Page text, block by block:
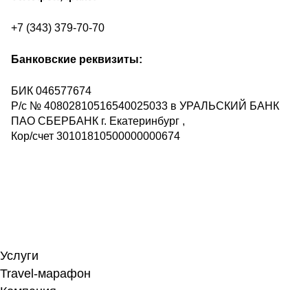
+7 (343) 379-70-70
Банковские реквизиты:
БИК 046577674
Р/с № 40802810516540025033 в УРАЛЬСКИЙ БАНК
ПАО СБЕРБАНК г. Екатеринбург ,
Кор/счет 30101810500000000674
Услуги
Travel-марафон